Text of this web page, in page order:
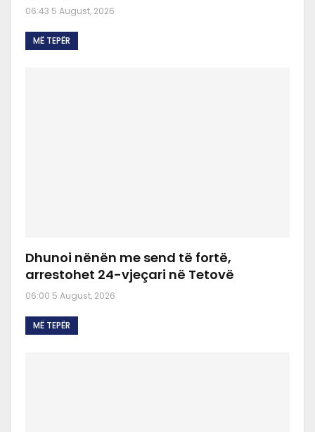
06:43 5 August, 2026
MË TEPËR
Dhunoi nënën me send të fortë,
arrestohet 24-vjeçari në Tetovë
06:00 5 August, 2026
MË TEPËR